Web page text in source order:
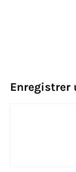
Enregistrer